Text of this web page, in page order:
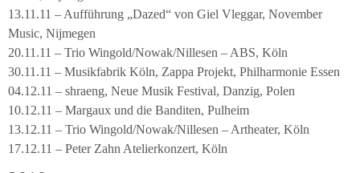
13.11.11 – Aufführung „Dazed“ von Giel Vleggar, November
Music, Nijmegen
20.11.11 – Trio Wingold/Nowak/Nillesen – ABS, Köln
30.11.11 – Musikfabrik Köln, Zappa Projekt, Philharmonie Essen
04.12.11 – shraeng, Neue Musik Festival, Danzig, Polen
10.12.11 – Margaux und die Banditen, Pulheim
13.12.11 – Trio Wingold/Nowak/Nillesen – Artheater, Köln
17.12.11 – Peter Zahn Atelierkonzert, Köln